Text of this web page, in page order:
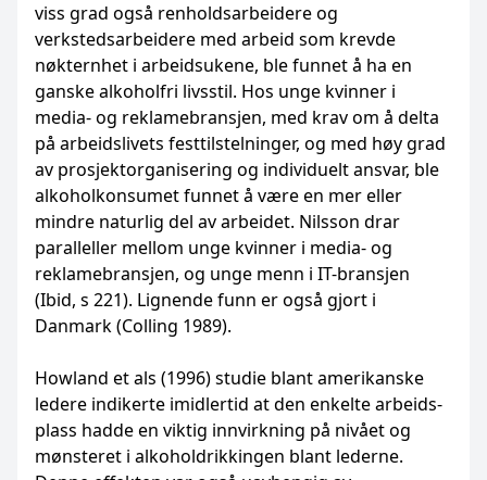
viss grad også renholdsarbeidere og
verkstedsarbeidere med arbeid som krevde
nøkternhet i arbeidsukene, ble funnet å ha en
ganske alkoholfri livsstil. Hos unge kvinner i
media- og reklamebransjen, med krav om å delta
på arbeidslivets festtilstelninger, og med høy grad
av prosjektorganisering og individuelt ansvar, ble
alkoholkonsumet funnet å være en mer eller
mindre naturlig del av arbeidet. Nilsson drar
paralleller mellom unge kvinner i media- og
reklamebransjen, og unge menn i IT-bransjen
(Ibid, s 221). Lignende funn er også gjort i
Danmark (Colling 1989).
Howland et als (1996) studie blant amerikanske
ledere indikerte imidlertid at den enkelte arbeids­
plass hadde en viktig innvirkning på nivået og
mønsteret i alkoholdrikkingen blant lederne.